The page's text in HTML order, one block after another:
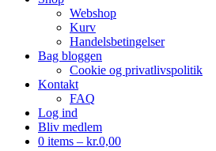
Webshop
Kurv
Handelsbetingelser
Bag bloggen
Cookie og privatlivspolitik
Kontakt
FAQ
Log ind
Bliv medlem
0 items – kr.0,00